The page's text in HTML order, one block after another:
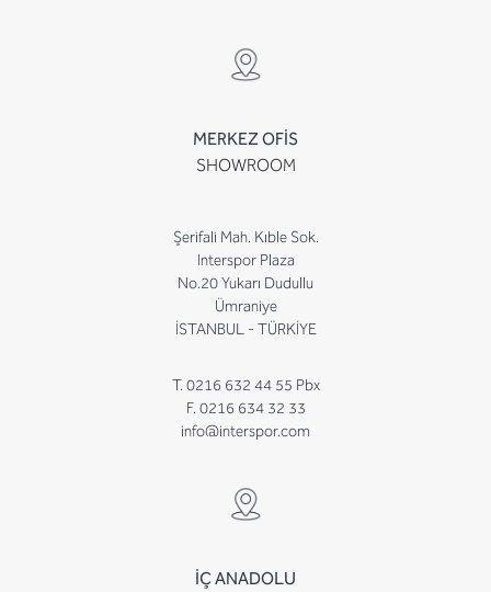
MERKEZ OFİS
SHOWROOM
Şerifali Mah. Kıble Sok.
Interspor Plaza
No.20 Yukarı Dudullu
Ümraniye
İSTANBUL - TÜRKİYE
T. 0216 632 44 55 Pbx
F. 0216 634 32 33
info@interspor.com
İÇ ANADOLU